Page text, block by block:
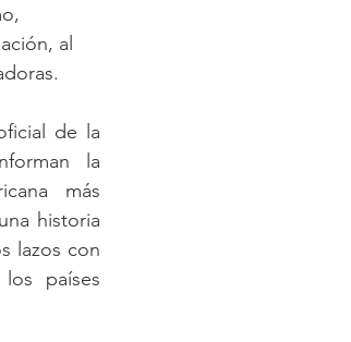
al
de la
la
más
historia
lazos con
países